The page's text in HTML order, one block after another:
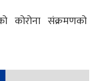
कोरोना संक्रमणको